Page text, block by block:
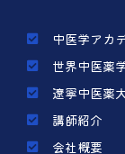
中医学アカ
世界中医薬
遼寧中医薬
講師紹介
会社概要